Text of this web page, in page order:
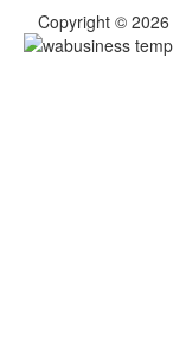
Copyright © 2026